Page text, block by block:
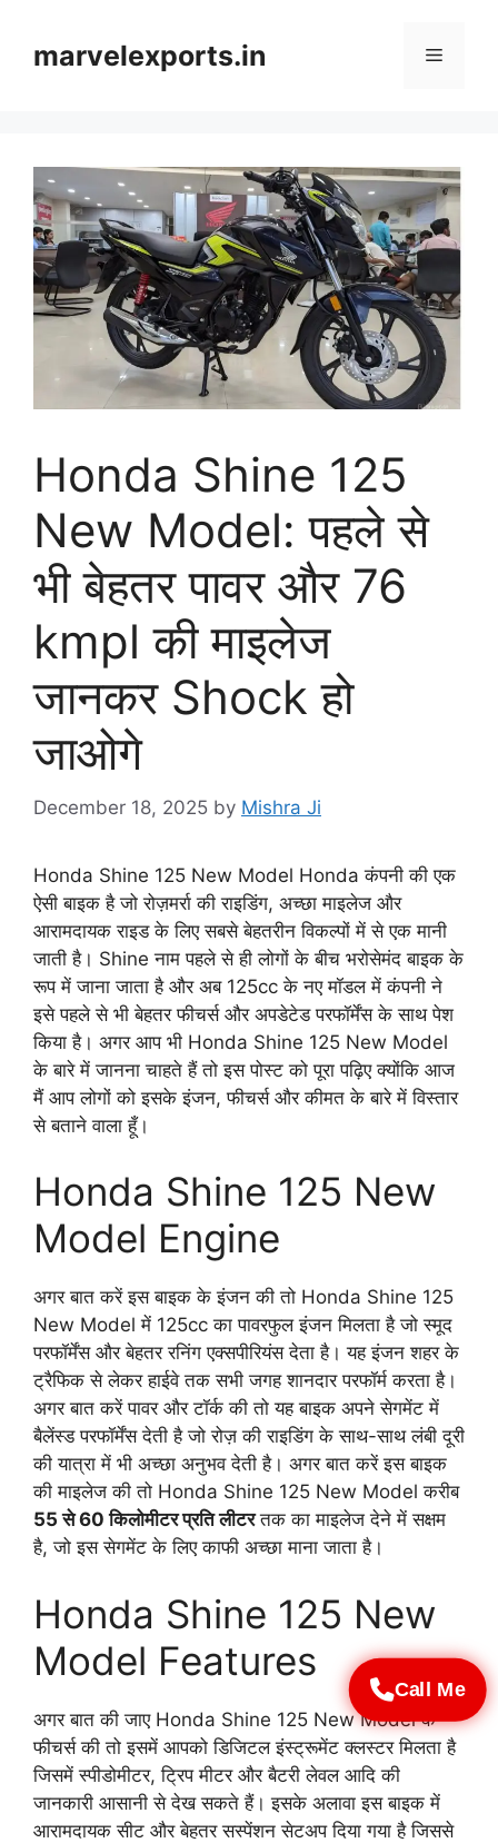
Call Me
contentmarvelexports.in Menu
Honda Shine 125
New Model: पहले से
भी बेहतर पावर और 76
kmpl की माइलेज
जानकर Shock हो
जाओगे
December 18, 2025 by Mishra Ji
Honda Shine 125 New Model Honda कंपनी की एक
ऐसी बाइक है जो रोज़मर्रा की राइडिंग, अच्छा माइलेज और
आरामदायक राइड के लिए सबसे बेहतरीन विकल्पों में से एक मानी
जाती है। Shine नाम पहले से ही लोगों के बीच भरोसेमंद बाइक के
रूप में जाना जाता है और अब 125cc के नए मॉडल में कंपनी ने
इसे पहले से भी बेहतर फीचर्स और अपडेटेड परफॉर्मेंस के साथ पेश
किया है। अगर आप भी Honda Shine 125 New Model
के बारे में जानना चाहते हैं तो इस पोस्ट को पूरा पढ़िए क्योंकि आज
मैं आप लोगों को इसके इंजन, फीचर्स और कीमत के बारे में विस्तार
से बताने वाला हूँ।
Honda Shine 125 New
Model Engine
अगर बात करें इस बाइक के इंजन की तो Honda Shine 125
New Model में 125cc का पावरफुल इंजन मिलता है जो स्मूद
परफॉर्मेंस और बेहतर रनिंग एक्सपीरियंस देता है। यह इंजन शहर के
ट्रैफिक से लेकर हाईवे तक सभी जगह शानदार परफॉर्म करता है।
अगर बात करें पावर और टॉर्क की तो यह बाइक अपने सेगमेंट में
बैलेंस्ड परफॉर्मेंस देती है जो रोज़ की राइडिंग के साथ-साथ लंबी दूरी
की यात्रा में भी अच्छा अनुभव देती है। अगर बात करें इस बाइक
की माइलेज की तो Honda Shine 125 New Model करीब
55 से 60 किलोमीटर प्रति लीटरतक का माइलेज देने में सक्षम
है, जो इस सेगमेंट के लिए काफी अच्छा माना जाता है।
Honda Shine 125 New
Model Features
अगर बात की जाए Honda Shine 125 New Model के
फीचर्स की तो इसमें आपको डिजिटल इंस्ट्रूमेंट क्लस्टर मिलता है
जिसमें स्पीडोमीटर, ट्रिप मीटर और बैटरी लेवल आदि की
जानकारी आसानी से देख सकते हैं। इसके अलावा इस बाइक में
आरामदायक सीट और बेहतर सस्पेंशन सेटअप दिया गया है जिससे